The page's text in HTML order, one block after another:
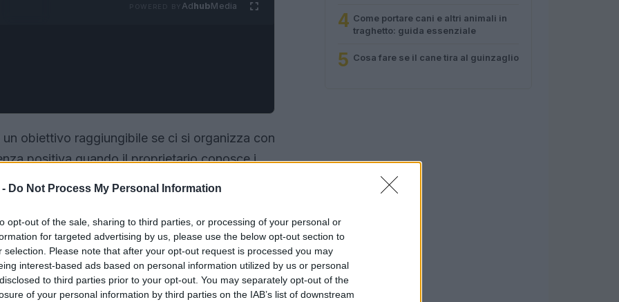
Do Not Process My Personal Information
opt-out of the sale, sharing to third parties, or processing of your personal or
for targeted advertising by us, please use the below opt-out section to
selection. Please note that after your opt-out request is processed you may
interest-based ads based on personal information utilized by us or personal
to third parties prior to your opt-out. You may separately opt-out of the
of your personal information by third parties on the IAB’s list of downstream
AdhubMedia
obiettivo raggiungibile se ci si organizza con
positiva quando il proprietario conosce i
veterinario
queste regole è il primo passo per
4 Come portare cani e altri animali in
traghetto: guida essenziale
5 Cosa fare se il cane tira al guinzaglio